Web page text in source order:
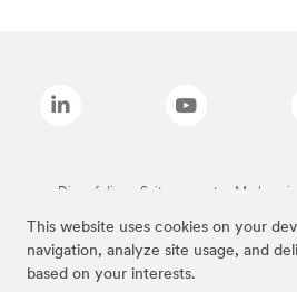
This website uses cookies on your
navigation, analyze site usage, and
based on your interests.
Die auf dieser Seite genannten Marken